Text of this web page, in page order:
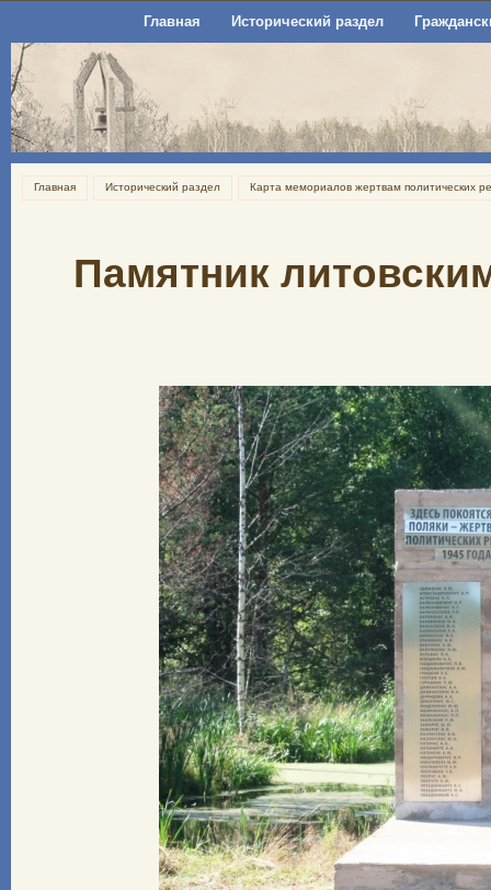
Главная Исторический раздел
Главная Исторический раздел Карта мемориалов жертвам политических
Памятник